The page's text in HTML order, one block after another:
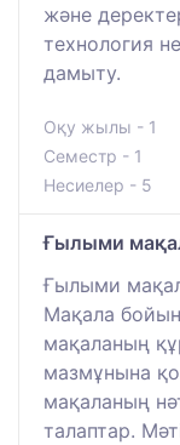
және
технология
дамыту.
Оқу жылы - 1
Семестр - 1
Несиелер - 5
Ғылыми
Ғылыми
Мақала
мақаланың
мазмұнына
мақаланың
талаптар.